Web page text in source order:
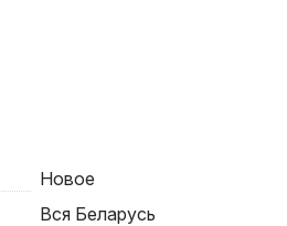
Новое
Вся Беларусь